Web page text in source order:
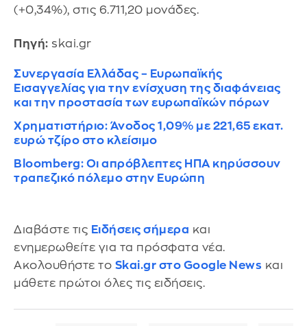
(+0,34%), στις 6.711,20 μονάδες.
Πηγή: skai.gr
Συνεργασία Ελλάδας – Ευρωπαϊκής
Εισαγγελίας για την ενίσχυση της διαφάνειας
και την προστασία των ευρωπαϊκών πόρων
Χρηματιστήριο: Άνοδος 1,09% με 221,65 εκατ.
ευρώ τζίρο στο κλείσιμο
Bloomberg: Οι απρόβλεπτες ΗΠΑ κηρύσσουν
τραπεζικό πόλεμο στην Ευρώπη
Διαβάστε τις Ειδήσεις σήμερα και
ενημερωθείτε για τα πρόσφατα νέα.
Ακολουθήστε το Skai.gr στο Google News και
μάθετε πρώτοι όλες τις ειδήσεις.